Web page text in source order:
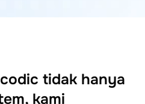
tidak hanya
kami